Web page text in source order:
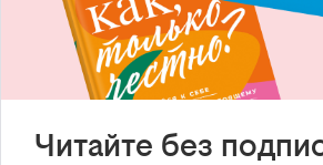
Читайте без